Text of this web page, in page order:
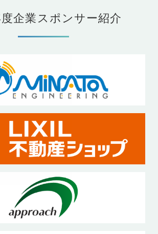
度企業スポンサー紹介